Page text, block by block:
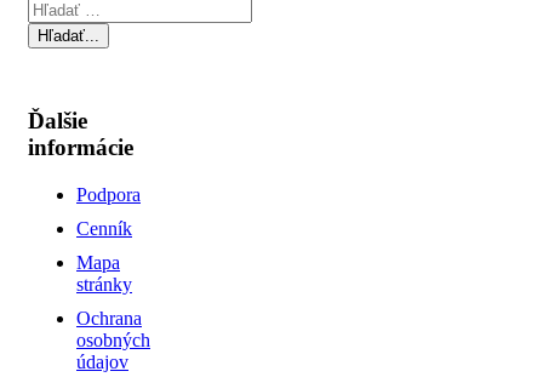
Hľadať...
Ďalšie
informácie
Podpora
Cenník
Mapa
stránky
Ochrana
osobných
údajov